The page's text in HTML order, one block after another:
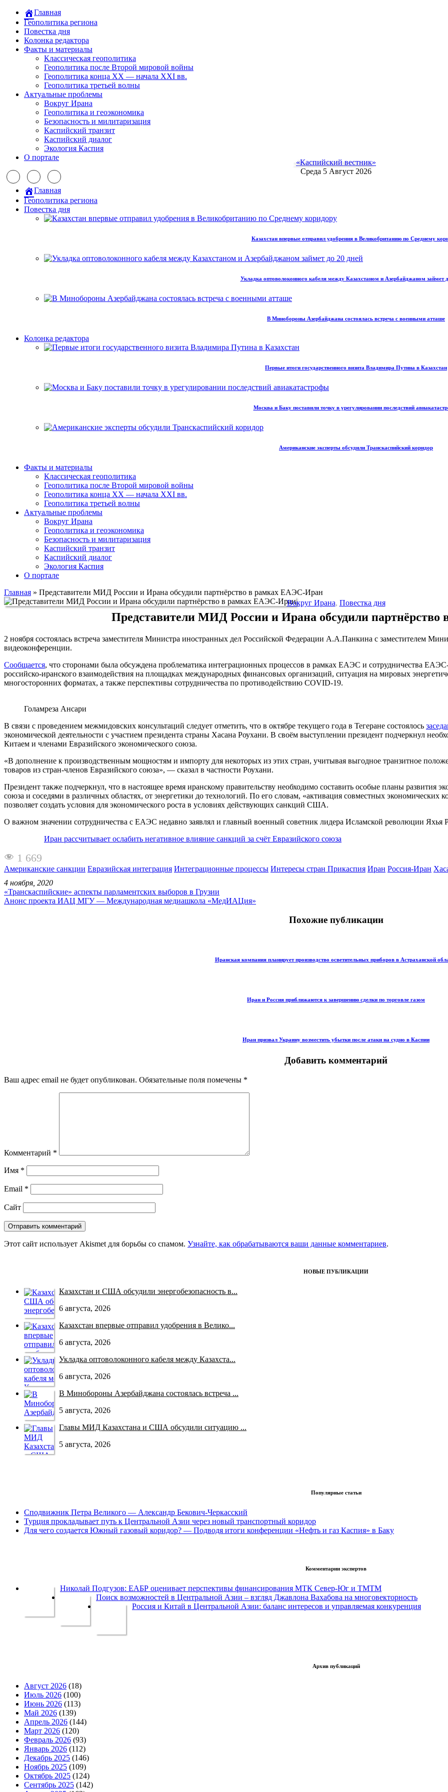
Главная
Геополитика региона
Повестка дня
Колонка редактора
Факты и материалы
Классическая геополитика
Геополитика после Второй мировой войны
Геополитика конца XX — начала XXI вв.
Геополитика третьей волны
Актуальные проблемы
Вокруг Ирана
Геополитика и геоэкономика
Безопасность и милитаризация
Каспийский транзит
Каспийский диалог
Экология Каспия
О портале
«Каспийский вестник»
Среда 5 Август 2026
Главная
Геополитика региона
Повестка дня
Казахстан впервые отправил удобрения в Великобританию по Среднему
Укладка оптоволоконного кабеля между Казахстаном и Азербайджаном займет
В Минобороны Азербайджана состоялась встреча с военными атташе
Колонка редактора
Первые итоги государственного визита Владимира Путина в Казахстан
Москва и Баку поставили точку в урегулировании последствий
Американские эксперты обсудили Транскаспийский коридор
Факты и материалы
Классическая геополитика
Геополитика после Второй мировой войны
Геополитика конца XX — начала XXI вв.
Геополитика третьей волны
Актуальные проблемы
Вокруг Ирана
Геополитика и геоэкономика
Безопасность и милитаризация
Каспийский транзит
Каспийский диалог
Экология Каспия
О портале
Главная » Представители МИД России и Ирана обсудили партнёрство в рамках ЕАЭС-Иран
Вокруг Ирана, Повестка дня
Представители МИД России и Ирана обсудили
2 ноября состоялась встреча заместителя Министра иностранных дел Российской Федерации А.А.Панкина с заместителем
видеоконференции.
Сообщается, что сторонами была обсуждена проблематика интеграционных процессов в рамках ЕАЭС и сотрудничества
российско-иранского взаимодействия на площадках международных финансовых организаций, ситуация на мировых
многосторонних форматах, а также перспективы сотрудничества по противодействию COVID-19.
Голамреза Ансари
В связи с проведением межмидовских консультаций следует отметить, что в октябре текущего года в Тегеране состоялось
экономической деятельности с участием президента страны Хасана Роухани. В своём выступлении президент подчеркнул
Китаем и членами Евразийского экономического союза.
«В дополнение к производственным мощностям и импорту для некоторых из этих стран, учитывая выгодное транзитное
товаров из стран-членов Евразийского союза», — сказал в частности Роухани.
Президент также подчеркнул, что в настоящее время иранскому правительству необходимо составить особые планы развития
союза и соседями в различных областях, от энергетики до технологий. По его словам, «активация совместных
позволяет создать условия для экономического роста в условиях действующих санкций США.
О важном значении сотрудничества с ЕАЭС недавно заявлял и главный военный советник лидера Исламской революции Яхья
Иран рассчитывает ослабить негативное влияние санкций за счёт Евразийского союза
1 669
Американские санкции Евразийская интеграция Интеграционные процессы Интересы стран Прикаспия Иран Россия-Иран
4 ноября, 2020
«Транскаспийские» аспекты парламентских выборов в Грузии
Анонс проекта ИАЦ МГУ — Международная медиашкола «МедИАЦия»
Похожие публикации
Иранская компания планирует производство осветительных приборов в Астраханской
Иран и Россия приближаются к завершению сделки по торговле газом
Иран призвал Украину возместить убытки после атаки на судно в Каспии
Добавить комментарий
Ваш адрес email не будет опубликован. Обязательные поля помечены *
Комментарий *
Имя *
Email *
Сайт
Этот сайт использует Akismet для борьбы со спамом. Узнайте, как обрабатываются ваши данные комментариев.
НОВЫЕ ПУБЛИКАЦИИ
Казахстан и США обсудили энергобезопасность в...
6 августа, 2026
Казахстан впервые отправил удобрения в Велико...
6 августа, 2026
Укладка оптоволоконного кабеля между Казахста...
6 августа, 2026
В Минобороны Азербайджана состоялась встреча ...
5 августа, 2026
Главы МИД Казахстана и США обсудили ситуацию ...
5 августа, 2026
Популярные статьи
Сподвижник Петра Великого — Александр Бекович-Черкасский
Турция прокладывает путь к Центральной Азии через новый транспортный коридор
Для чего создается Южный газовый коридор? — Подводя итоги конференции «Нефть и газ Каспия» в Баку
Комментарии экспертов
Николай Подгузов: ЕАБР оценивает перспективы финансирования МТК Север-Юг и ТМТМ
Поиск возможностей в Центральной Азии – взгляд Джавлона Вахабова на многовекторность
Россия и Китай в Центральной Азии: баланс интересов и управляемая конкуренция
Архив публикаций
Август 2026 (18)
Июль 2026 (100)
Июнь 2026 (113)
Май 2026 (139)
Апрель 2026 (144)
Март 2026 (120)
Февраль 2026 (93)
Январь 2026 (112)
Декабрь 2025 (146)
Ноябрь 2025 (109)
Октябрь 2025 (124)
Сентябрь 2025 (142)